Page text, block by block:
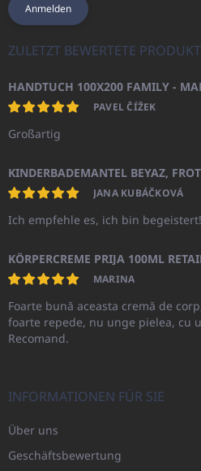
Anmelden
ZULETZT BEWERTETE
HANDTUCH 100X200 FAMILY -
PAVEL ČÍŽEK
Großartig
JANA KUBÁČKOVÁ
Ich empfehle es, ich bin begeistert!
KÖRPERCREME PRIJA 100ML
MARINA
Foarte bună aceasta cremă de
foarte repede, nu unge pielea, cu
Recomand.
INFORMATIONEN FÜR SIE
Über uns
Geschäftsbewertung